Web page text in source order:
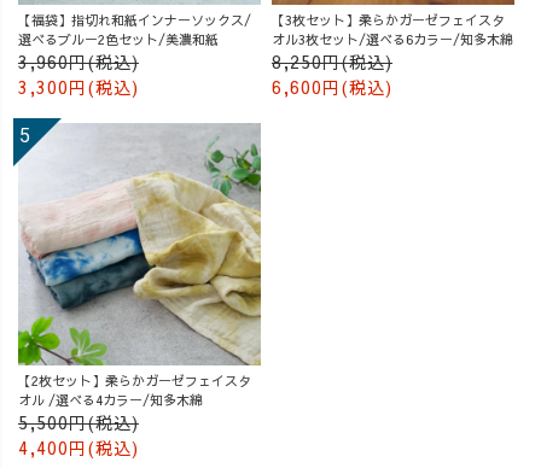
【福袋】指切れ和紙インナーソックス/
選べるブルー2色セット/美濃和紙
3,960円(税込)
3,300円(税込)
【3枚セット】柔らかガーゼフェイスタ
オル3枚セット/選べる6カラー/知多木綿
8,250円(税込)
6,600円(税込)
【2枚セット】柔らかガーゼフェイスタ
オル /選べる4カラー/知多木綿
5,500円(税込)
4,400円(税込)